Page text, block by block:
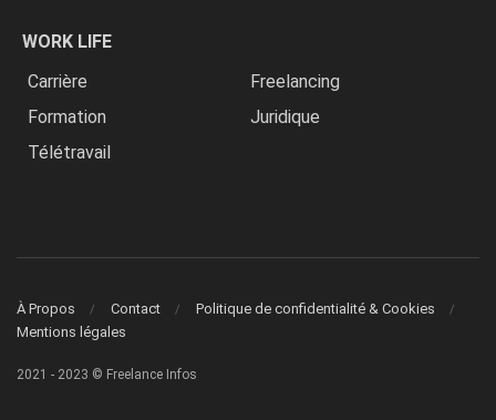
WORK LIFE
Carrière
Freelancing
Formation
Juridique
Télétravail
À Propos Contact
Politique de confidentialité & Cookies
Mentions légales
2021 - 2023 © Freelance Infos